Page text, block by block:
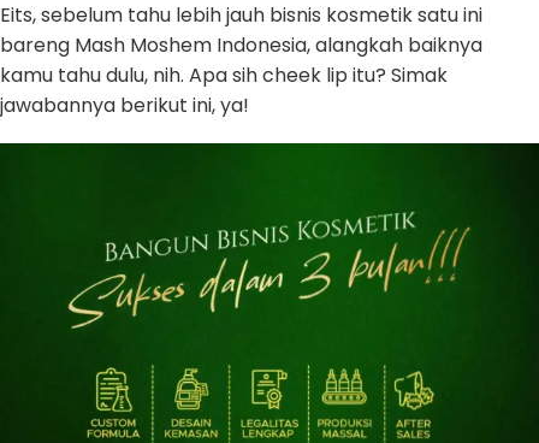
Eits, sebelum tahu lebih jauh bisnis kosmetik satu ini
bareng Mash Moshem Indonesia, alangkah baiknya
kamu tahu dulu, nih. Apa sih cheek lip itu? Simak
jawabannya berikut ini, ya!